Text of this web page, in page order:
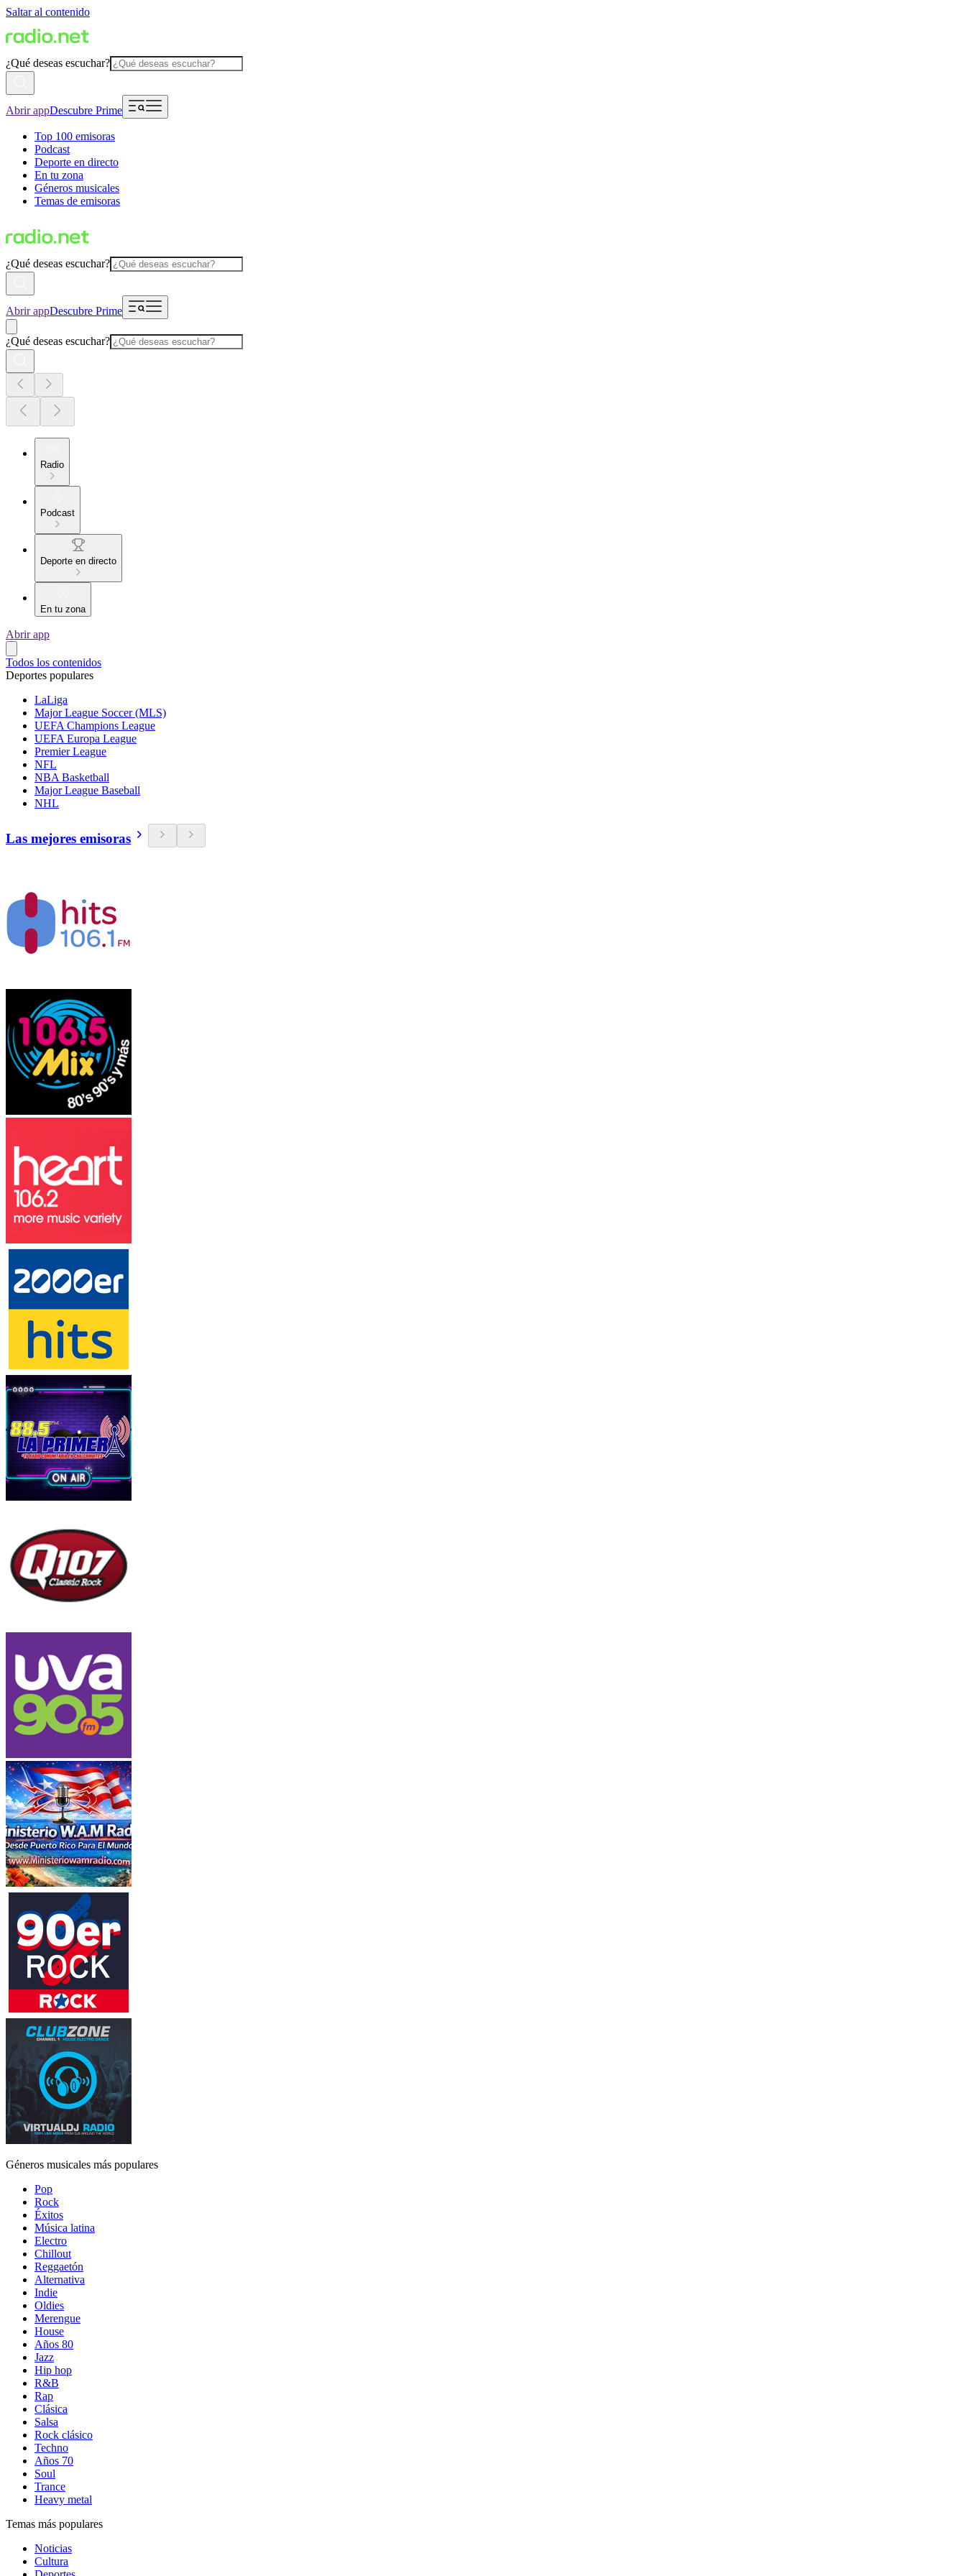
Saltar al contenido
¿Qué deseas escuchar?
Abrir appDescubre Prime
Top 100 emisoras
Podcast
Deporte en directo
En tu zona
Géneros musicales
Temas de emisoras
¿Qué deseas escuchar?
Abrir appDescubre Prime
¿Qué deseas escuchar?
Radio
Podcast
Deporte en directo
En tu zona
Abrir app
Todos los contenidos
Deportes populares
LaLiga
Major League Soccer (MLS)
UEFA Champions League
UEFA Europa League
Premier League
NFL
NBA Basketball
Major League Baseball
NHL
Las mejores emisoras
Géneros musicales más populares
Pop
Rock
Éxitos
Música latina
Electro
Chillout
Reggaetón
Alternativa
Indie
Oldies
Merengue
House
Años 80
Jazz
Hip hop
R&B
Rap
Clásica
Salsa
Rock clásico
Techno
Años 70
Soul
Trance
Heavy metal
Temas más populares
Noticias
Cultura